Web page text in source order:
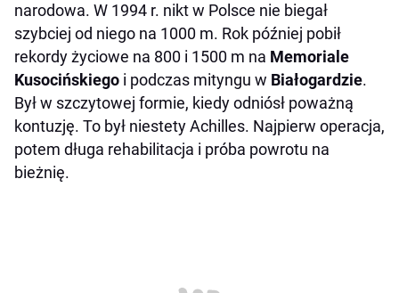
narodowa. W 1994 r. nikt w Polsce nie biegał
szybciej od niego na 1000 m. Rok później pobił
rekordy życiowe na 800 i 1500 m na Memoriale
Kusocińskiego i podczas mityngu w Białogardzie.
Był w szczytowej formie, kiedy odniósł poważną
kontuzję. To był niestety Achilles. Najpierw operacja,
potem długa rehabilitacja i próba powrotu na
bieżnię.